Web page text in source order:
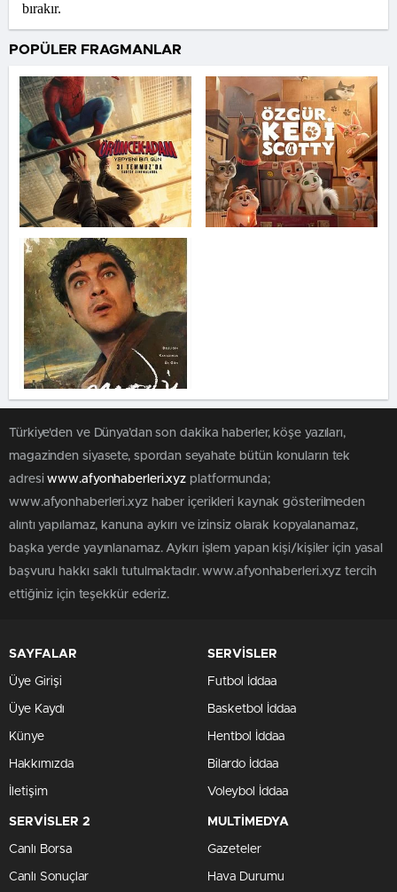
bırakır.
POPÜLER FRAGMANLAR
Türkiye'den ve Dünya’dan son dakika haberler, köşe yazıları,
magazinden siyasete, spordan seyahate bütün konuların tek
adresiwww.afyonhaberleri.xyz platformunda;
www.afyonhaberleri.xyz haber içerikleri kaynak gösterilmeden
alıntı yapılamaz, kanuna aykırı ve izinsiz olarak kopyalanamaz,
başka yerde yayınlanamaz. Aykırı işlem yapan kişi/kişiler için yasal
başvuru hakkı saklı tutulmaktadır. www.afyonhaberleri.xyz tercih
ettiğiniz için teşekkür ederiz.
SAYFALAR
Üye Girişi
Üye Kaydı
Künye
Hakkımızda
İletişim
SERVİSLER
Futbol İddaa
Basketbol İddaa
Hentbol İddaa
Bilardo İddaa
Voleybol İddaa
SERVİSLER 2
Canlı Borsa
Canlı Sonuçlar
MULTİMEDYA
Gazeteler
Hava Durumu